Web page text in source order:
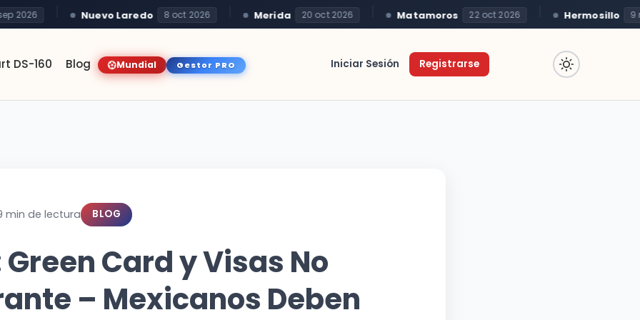
Nuevo Laredo 8 oct 2026 Merida 20 oct 2026 Matamoros 22 oct 2026 Hermosillo 9
DS-160 Blog Mundial Gestor PRO Iniciar Sesión Registrarse
min de lectura BLOG
Green Card y Visas No
– Mexicanos Deben